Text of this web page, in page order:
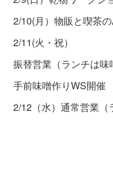
2/10(月）物販と喫茶
2/11(火・祝）
振替営業（ランチは味
手前味噌作りWS開催
2/12（水）通常営業（